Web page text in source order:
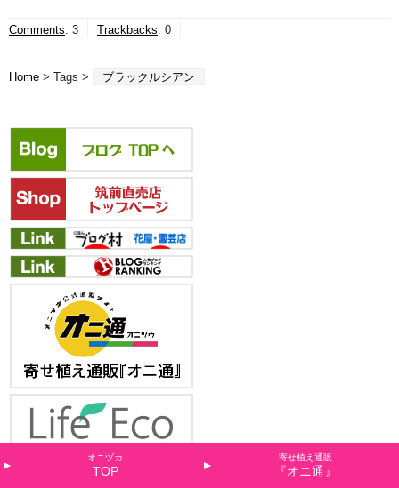
Comments: 3 Trackbacks: 0
Home > Tags > ブラックルシアン
オニヅカ
TOP
寄せ植え通販
『オニ通』